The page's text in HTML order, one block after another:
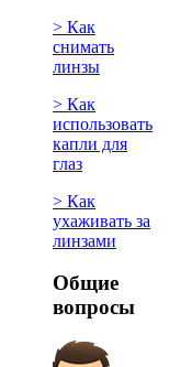
> Как
снимать
линзы
> Как
использовать
капли для
глаз
> Как
ухаживать за
линзами
Общие
вопросы